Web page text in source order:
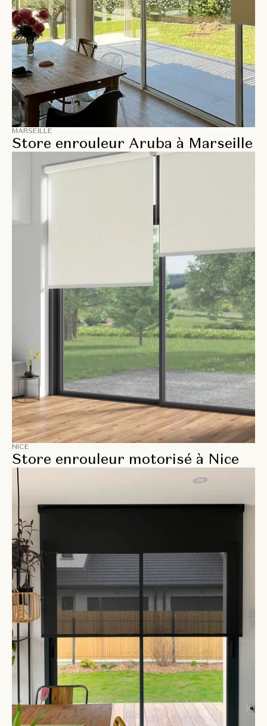
MARSEILLE
Store enrouleur Aruba à Marseille
NICE
Store enrouleur motorisé à Nice